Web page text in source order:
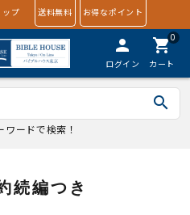
ップ 送料無料 お得なポイント
person
ログイン
0
shopping_cart
カート
search
ードで検索！
続編つき